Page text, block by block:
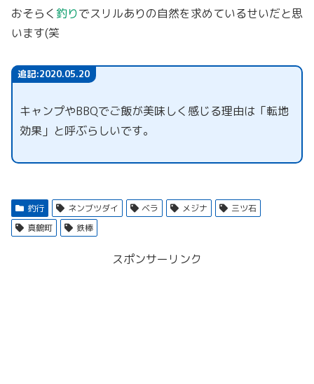
おそらく釣りでスリルありの自然を求めているせいだと思
います(笑
追記:2020.05.20
キャンプやBBQでご飯が美味しく感じる理由は「転地
効果」と呼ぶらしいです。
釣行 ネンブツダイ ベラ メジナ
三ツ石
真鶴町
鉄棒
スポンサーリンク